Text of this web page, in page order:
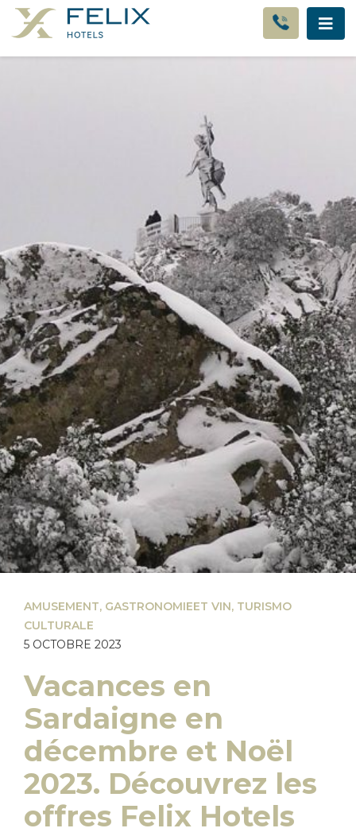
AMUSEMENT, GASTRONOMIEET VIN, TURISMO
CULTURALE
5 OCTOBRE 2023
Vacances en
Sardaigne en
décembre et Noël
2023. Découvrez les
offres Felix Hotels